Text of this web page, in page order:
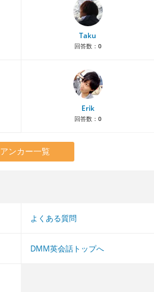
Taku
回答数： 0
Erik
回答数： 0
アンカー一覧
よくある質問
DMM英会話トップへ